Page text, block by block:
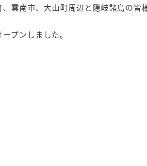
雲南市、大山町周辺と隠岐諸島の皆様
プンしました。